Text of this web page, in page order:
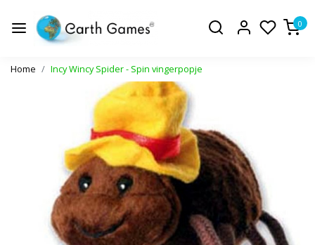
0
Home Incy Wincy Spider - Spin vingerpopje